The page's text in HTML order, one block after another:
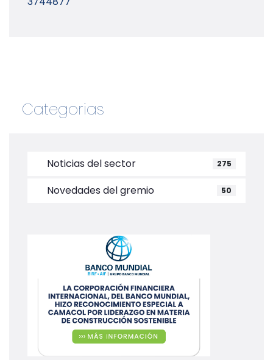
Categorias
Noticias del sector 275
Novedades del gremio 50